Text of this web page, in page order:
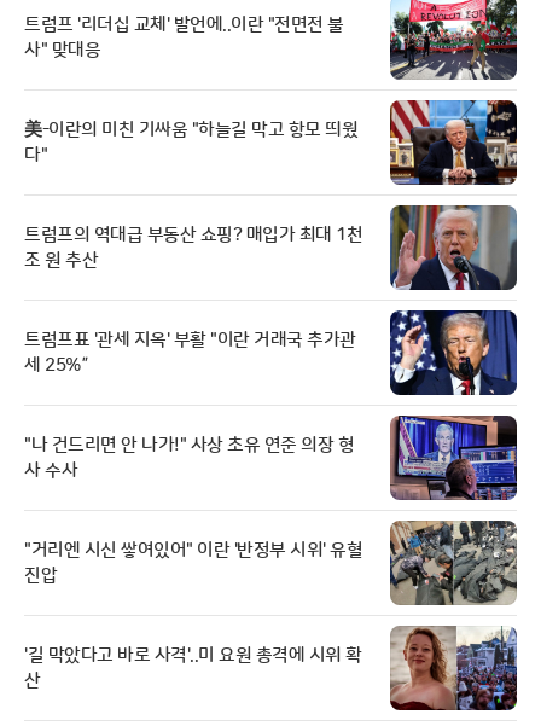
트럼프 '리더십 교체' 발언에..이란 "전면전 불
사" 맞대응
美-이란의 미친 기싸움 "하늘길 막고 항모 띄웠
다"
트럼프의 역대급 부동산 쇼핑? 매입가 최대 1천
조 원 추산
트럼프표 '관세 지옥' 부활 "이란 거래국 추가관
세 25%”
"나 건드리면 안 나가!" 사상 초유 연준 의장 형
사 수사
"거리엔 시신 쌓여있어" 이란 '반정부 시위' 유혈
진압
'길 막았다고 바로 사격'..미 요원 총격에 시위 확
산